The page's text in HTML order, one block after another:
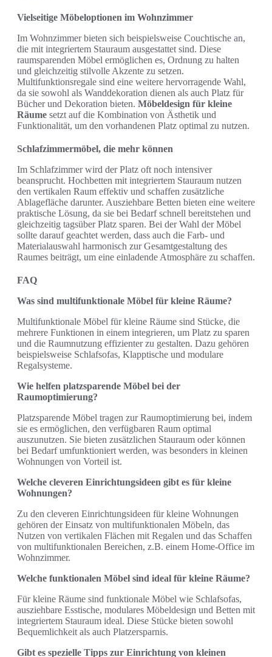
Vielseitige Möbeloptionen im Wohnzimmer
Im Wohnzimmer bieten sich beispielsweise Couchtische an,
die mit integriertem Stauraum ausgestattet sind. Diese
raumsparenden Möbel ermöglichen es, Ordnung zu halten
und gleichzeitig stilvolle Akzente zu setzen.
Multifunktionsregale sind eine weitere hervorragende Wahl,
da sie sowohl als Wanddekoration dienen als auch Platz für
Bücher und Dekoration bieten. Möbeldesign für kleine
Räume setzt auf die Kombination von Ästhetik und
Funktionalität, um den vorhandenen Platz optimal zu nutzen.
Schlafzimmermöbel, die mehr können
Im Schlafzimmer wird der Platz oft noch intensiver
beansprucht. Hochbetten mit integriertem Stauraum nutzen
den vertikalen Raum effektiv und schaffen zusätzliche
Ablagefläche darunter. Ausziehbare Betten bieten eine weitere
praktische Lösung, da sie bei Bedarf schnell bereitstehen und
gleichzeitig tagsüber Platz sparen. Bei der Wahl der Möbel
sollte darauf geachtet werden, dass auch die Farb- und
Materialauswahl harmonisch zur Gesamtgestaltung des
Raumes beiträgt, um eine einladende Atmosphäre zu schaffen.
FAQ
Was sind multifunktionale Möbel für kleine Räume?
Multifunktionale Möbel für kleine Räume sind Stücke, die
mehrere Funktionen in einem integrieren, um Platz zu sparen
und die Raumnutzung effizienter zu gestalten. Dazu gehören
beispielsweise Schlafsofas, Klapptische und modulare
Regalsysteme.
Wie helfen platzsparende Möbel bei der
Raumoptimierung?
Platzsparende Möbel tragen zur Raumoptimierung bei, indem
sie es ermöglichen, den verfügbaren Raum optimal
auszunutzen. Sie bieten zusätzlichen Stauraum oder können
bei Bedarf umfunktioniert werden, was besonders in kleinen
Wohnungen von Vorteil ist.
Welche cleveren Einrichtungsideen gibt es für kleine
Wohnungen?
Zu den cleveren Einrichtungsideen für kleine Wohnungen
gehören der Einsatz von multifunktionalen Möbeln, das
Nutzen von vertikalen Flächen mit Regalen und das Schaffen
von multifunktionalen Bereichen, z.B. einem Home-Office im
Wohnzimmer.
Welche funktionalen Möbel sind ideal für kleine Räume?
Für kleine Räume sind funktionale Möbel wie Schlafsofas,
ausziehbare Esstische, modulares Möbeldesign und Betten mit
integriertem Stauraum ideal. Diese Stücke bieten sowohl
Bequemlichkeit als auch Platzersparnis.
Gibt es spezielle Tipps zur Einrichtung von kleinen